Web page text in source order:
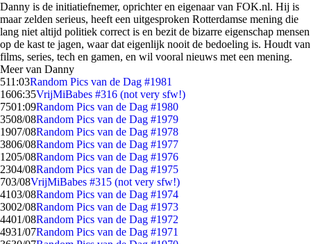
Danny is de initiatiefnemer, oprichter en eigenaar van FOK.nl. Hij is
maar zelden serieus, heeft een uitgesproken Rotterdamse mening die
lang niet altijd politiek correct is en bezit de bizarre eigenschap mensen
op de kast te jagen, waar dat eigenlijk nooit de bedoeling is. Houdt van
films, series, tech en gamen, en wil vooral nieuws met een mening.
Meer van Danny
511:03Random Pics van de Dag #1981
1606:35VrijMiBabes #316 (not very sfw!)
7501:09Random Pics van de Dag #1980
3508/08Random Pics van de Dag #1979
1907/08Random Pics van de Dag #1978
3806/08Random Pics van de Dag #1977
1205/08Random Pics van de Dag #1976
2304/08Random Pics van de Dag #1975
703/08VrijMiBabes #315 (not very sfw!)
4103/08Random Pics van de Dag #1974
3002/08Random Pics van de Dag #1973
4401/08Random Pics van de Dag #1972
4931/07Random Pics van de Dag #1971